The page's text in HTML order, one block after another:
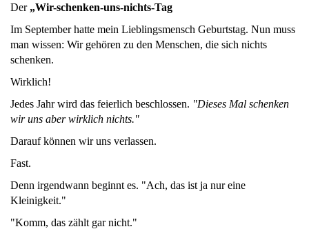
Der„Wir-schenken-uns-nichts-Tag
Im September hatte mein Lieblingsmensch Geburtstag. Nun muss
man wissen: Wir gehören zu den Menschen, die sich nichts
schenken.
Wirklich!
Jedes Jahr wird das feierlich beschlossen. "Dieses Mal schenken
wir uns aber wirklich nichts."
Darauf können wir uns verlassen.
Fast.
Denn irgendwann beginnt es. "Ach, das ist ja nur eine
Kleinigkeit."
"Komm, das zählt gar nicht."